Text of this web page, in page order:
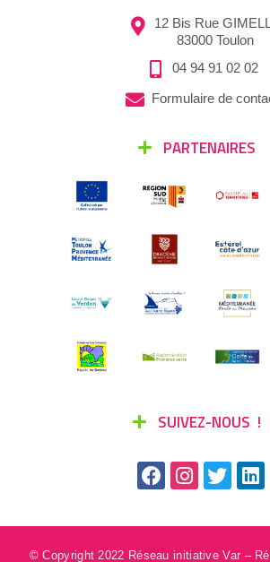
12 Bis Rue
83000 Toulon
04 94 91 02 02
Formulaire de
PARTENAIRES
SUIVEZ-NOUS !
© Copyright 2022 Réseau initiative Var –